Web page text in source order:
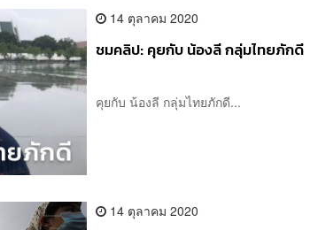
14 ตุลาคม 2020
ชมคลิป: คุยกับ น้องลี กลุ่มไทยภักดี
คุยกับ น้องลี กลุ่มไทยภักดี...
14 ตุลาคม 2020